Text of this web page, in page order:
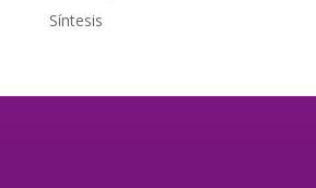
Síntesis